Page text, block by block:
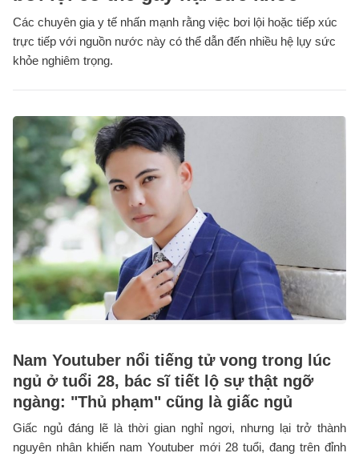
Các chuyên gia y tế nhấn mạnh rằng việc bơi lội hoặc tiếp xúc
trực tiếp với nguồn nước này có thể dẫn đến nhiều hệ lụy sức
khỏe nghiêm trọng.
Nam Youtuber nổi tiếng tử vong trong lúc
ngủ ở tuổi 28, bác sĩ tiết lộ sự thật ngỡ
ngàng: "Thủ phạm" cũng là giấc ngủ
Giấc ngủ đáng lẽ là thời gian nghỉ ngơi, nhưng lại trở thành
nguyên nhân khiến nam Youtuber mới 28 tuổi, đang trên đỉnh